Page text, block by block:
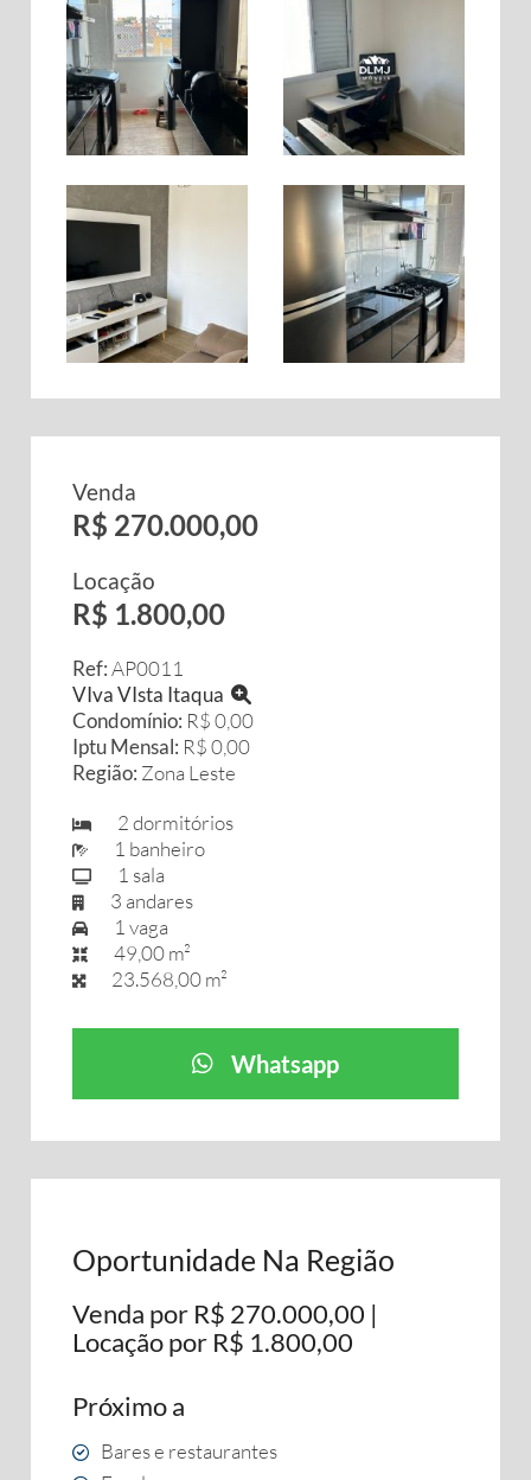
Venda
R$ 270.000,00
Locação
R$ 1.800,00
Ref:AP0011
VIva VIsta Itaqua
Condomínio: R$ 0,00
Iptu Mensal: R$ 0,00
Região: Zona Leste
2 dormitórios
1 banheiro
1 sala
3 andares
1 vaga
49,00 m²
23.568,00 m²
Whatsapp
Oportunidade Na Região
Venda por R$ 270.000,00 |
Locação por R$ 1.800,00
Próximo a
Bares e restaurantes